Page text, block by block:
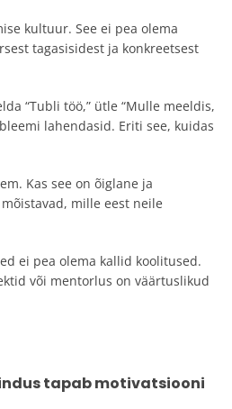
kultuur. See ei pea olema
tagasisidest ja konkreetsest
“Tubli töö,” ütle “Mulle meeldis,
lahendasid. Eriti see, kuidas
Kas see on õiglane ja
mille eest neile
ei pea olema kallid koolitused.
või mentorlus on väärtuslikud
tapab motivatsiooni